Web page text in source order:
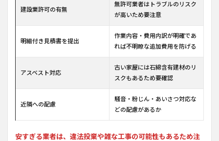
建設業許可の有無
無許可業者はトラブルのリスク
が高いため要注意
明細付き見積書を提出
作業内容・費用内訳が明確であ
れば不明瞭な追加費用を防げる
アスベスト対応
古い家屋には石綿含有建材のリ
スクもあるため要確認
近隣への配慮
騒音・粉じん・あいさつ対応な
どの配慮があるか
安すぎる業者は、違法投棄や雑な工事の可能性もあるため注